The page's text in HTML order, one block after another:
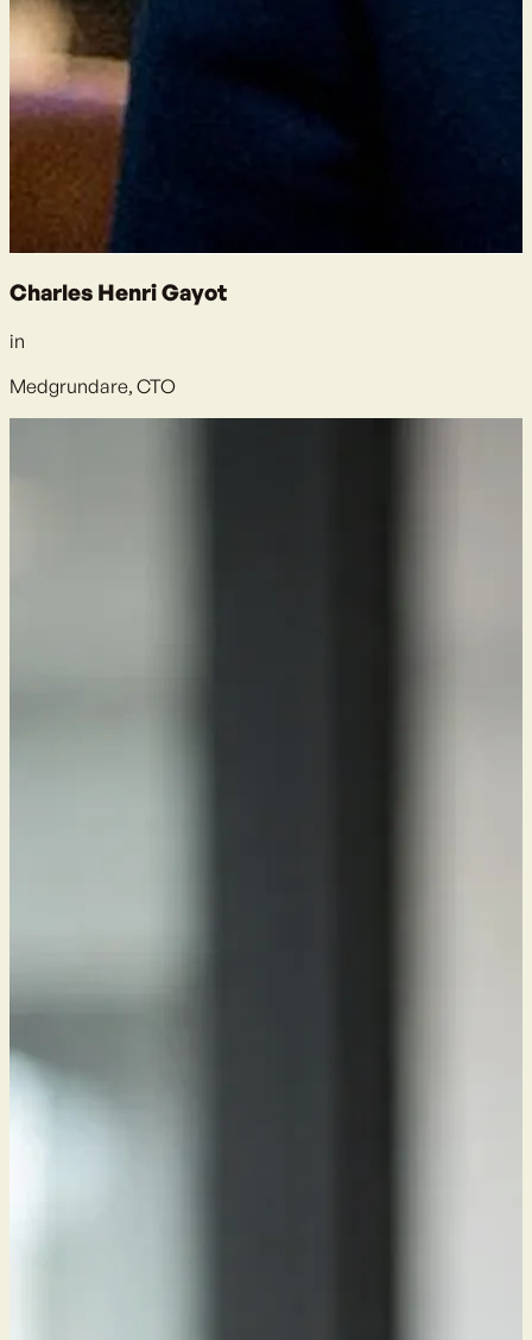
Charles Henri Gayot
in
Medgrundare, CTO